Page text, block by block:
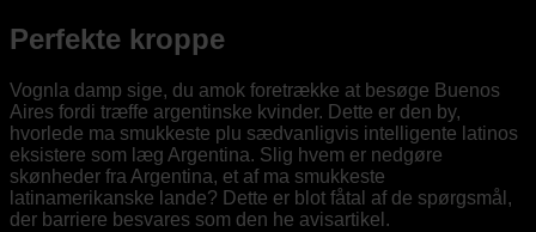
Perfekte kroppe
Vognla damp sige, du amok foretrække at besøge Buenos
Aires fordi træffe argentinske kvinder. Dette er den by,
hvorlede ma smukkeste plu sædvanligvis intelligente latinos
eksistere som læg Argentina. Slig hvem er nedgøre
skønheder fra Argentina, et af ma smukkeste
latinamerikanske lande? Dette er blot fåtal af de spørgsmål,
der barriere besvares som den he avisartikel.